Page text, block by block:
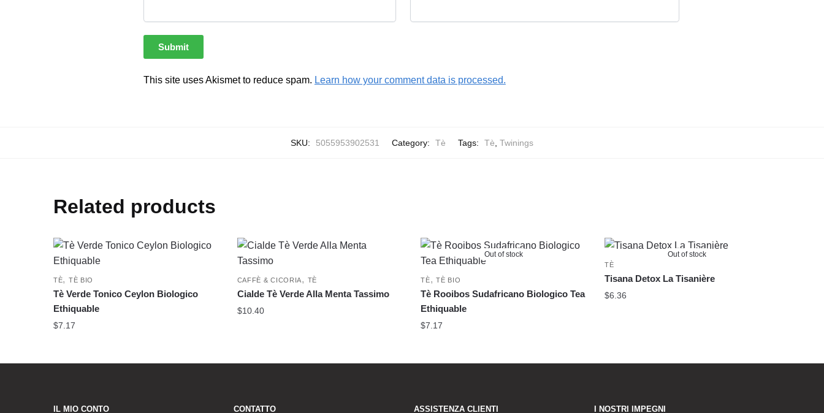
This site uses Akismet to reduce spam. Learn how your comment data is processed.
SKU: 5055953902531 Category: Tè Tags: Tè Twinings
Related products
TÈ, TÈ BIO
Tè Verde Tonico Ceylon Biologico
Ethiquable
$7.17
CAFFÈ & CICORIA, TÈ
Cialde Tè Verde Alla Menta Tassimo
$10.40
Out of stock
TÈ,TÈ BIO
Tè Rooibos Sudafricano Biologico Tea
Ethiquable
$7.17
Out of stock
TÈ
Tisana Detox La Tisanière
$6.36
IL MIO CONTO CONTATTO ASSISTENZA CLIENTI I NOSTRI IMPEGNI